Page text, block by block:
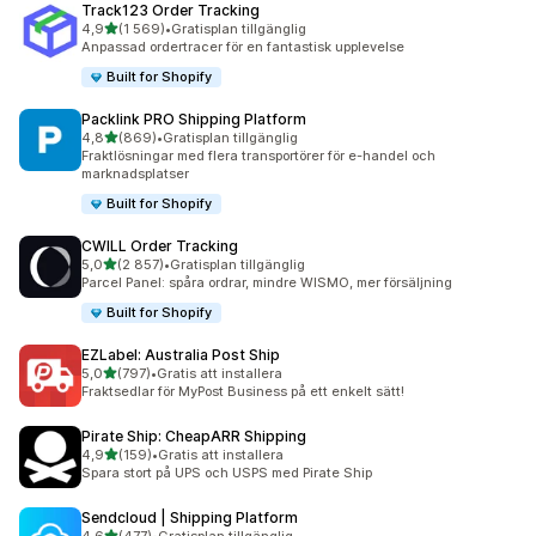
Track123 Order Tracking
4,9av 5 stjärnor
(1 569)
1569 recensioner totalt
•Gratisplan tillgänglig
Anpassad ordertracer för en fantastisk upplevelse
Built for Shopify
Packlink PRO Shipping Platform
4,8av 5 stjärnor
(869)
869 recensioner totalt
•Gratisplan tillgänglig
Fraktlösningar med flera transportörer för e-handel och
marknadsplatser
Built for Shopify
CWILL Order Tracking
5,0av 5 stjärnor
(2 857)
2857 recensioner totalt
•Gratisplan tillgänglig
Parcel Panel: spåra ordrar, mindre WISMO, mer försäljning
Built for Shopify
EZLabel: Australia Post Ship
5,0av 5 stjärnor
(797)
797 recensioner totalt
•Gratis att installera
Fraktsedlar för MyPost Business på ett enkelt sätt!
Pirate Ship: CheapARR Shipping
4,9av 5 stjärnor
(159)
159 recensioner totalt
•Gratis att installera
Spara stort på UPS och USPS med Pirate Ship
Sendcloud | Shipping Platform